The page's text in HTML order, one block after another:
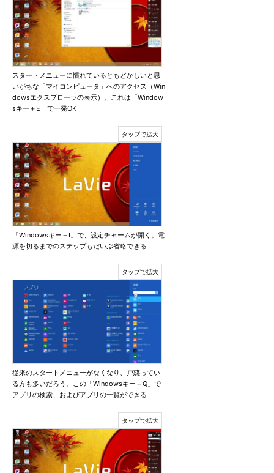
スタートメニューに慣れているともどかしいと思
いがちな「マイコンピュータ」へのアクセス（Win
dowsエクスプローラの表示）。これは「Window
sキー＋E」で一発OK
「Windowsキー＋I」で、設定チャームが開く。電
源を切るまでのステップもだいぶ省略できる
従来のスタートメニューがなくなり、戸惑ってい
る方も多いだろう。この「Windowsキー＋Q」で
アプリの検索、およびアプリの一覧ができる